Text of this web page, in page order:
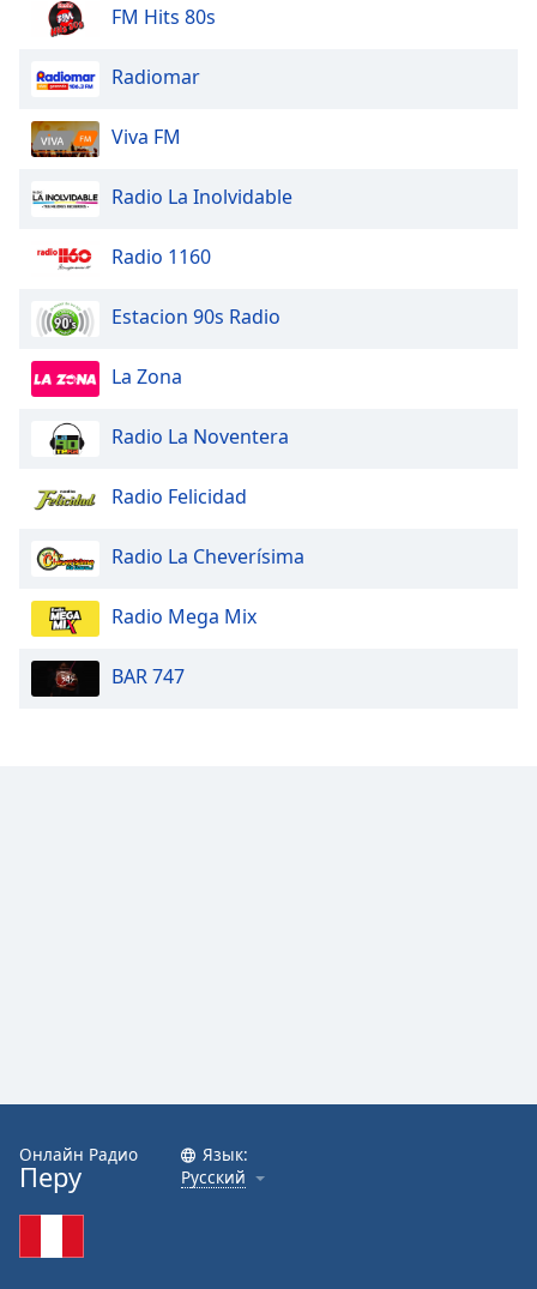
dialog
Escape
cancel
and
close
window.
Color
Opacity
Background
Color
Caption
Reset
Done
Modal
FM Hits 80s
Radiomar
Viva FM
Radio La Inolvidable
Radio 1160
Estacion 90s Radio
La Zona
Radio La Noventera
Radio Felicidad
Radio La Cheverísima
Radio Mega Mix
BAR 747
Онлайн Радио
Перу
Язык:
Русский